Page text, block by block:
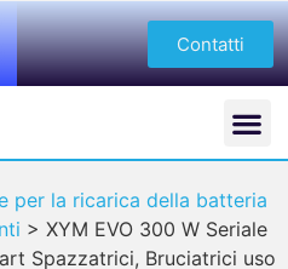
Contatti
per la ricarica della batteria
> XYM EVO 300 W Seriale
Spazzatrici, Bruciatrici uso